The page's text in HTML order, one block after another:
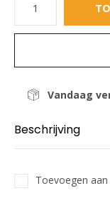
Vandaag
Beschrijving
Toevoegen